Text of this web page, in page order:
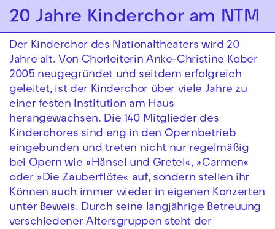
Zur Hauptnavigation springen
Zum Hauptinhalt springen Zum Footer springen
20 Jahre Kinderchor am NTM
Der Kinderchor des Nationaltheaters wird 20
Jahre alt. Von Chorleiterin Anke-Christine Kober
2005 neugegründet und seitdem erfolgreich
geleitet, ist der Kinderchor über viele Jahre zu
einer festen Institution am Haus
herangewachsen. Die 140 Mitglieder des
Kinderchores sind eng in den Opernbetrieb
eingebunden und treten nicht nur regelmäßig
bei Opern wie »Hänsel und Gretel«, »Carmen«
oder »Die Zauberflöte« auf, sondern stellen ihr
Können auch immer wieder in eigenen Konzerten
unter Beweis. Durch seine langjährige Betreuung
verschiedener Altersgruppen steht der